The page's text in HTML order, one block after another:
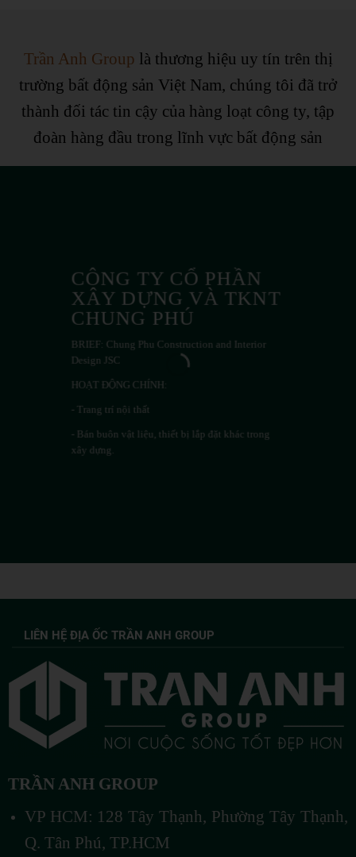
Trần Anh Group là thương hiệu uy tín trên thị
trường bất động sản Việt Nam, chúng tôi đã trở
thành đối tác tin cậy của hàng loạt công ty, tập
đoàn hàng đầu trong lĩnh vực bất động sản
CÔNG TY CỔ PHẦN
XÂY DỰNG VÀ TKNT
CHUNG PHÚ
BRIEF: Chung Phu Construction and Interior
Design JSC
HOẠT ĐỘNG CHÍNH:
- Trang trí nội thất
- Bán buôn vật liệu, thiết bị lắp đặt khác trong
xây dựng.
LIÊN HỆ ĐỊA ỐC TRẦN ANH GROUP
TRẦN ANH GROUP
VP HCM: 128 Tây Thạnh, Phường Tây Thạnh,
Q. Tân Phú, TP.HCM